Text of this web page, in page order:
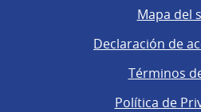
Mapa del
Declaración de
Términos
Política de